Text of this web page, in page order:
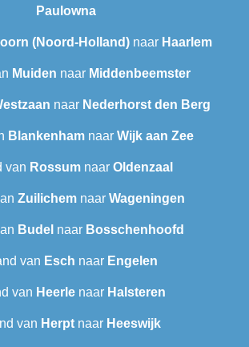
Paulowna
(Noord-Holland)naar Haarlem
Muiden naar Middenbeemster
naar Nederhorst den Berg
Blankenham naar Wijk aan Zee
van Rossumnaar Oldenzaal
Zuilichemnaar Wageningen
Budel naar Bosschenhoofd
van Esch naar Engelen
van Heerle naar Halsteren
van Herpt naar Heeswijk